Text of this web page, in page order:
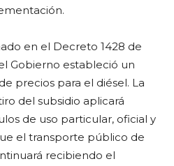
en el Decreto 1428 de
Gobierno estableció un
precios para el diésel. La
del subsidio aplicará
de uso particular, oficial y
el transporte público de
recibiendo el